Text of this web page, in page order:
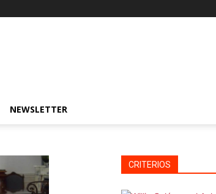
NEWSLETTER
CRITERIOS